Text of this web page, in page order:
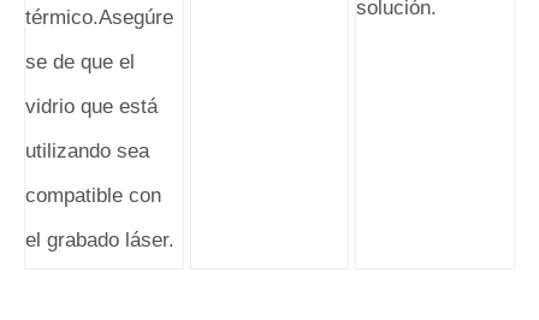
térmico.Asegúre
se de que el
vidrio que está
utilizando sea
compatible con
el grabado láser.
solución.